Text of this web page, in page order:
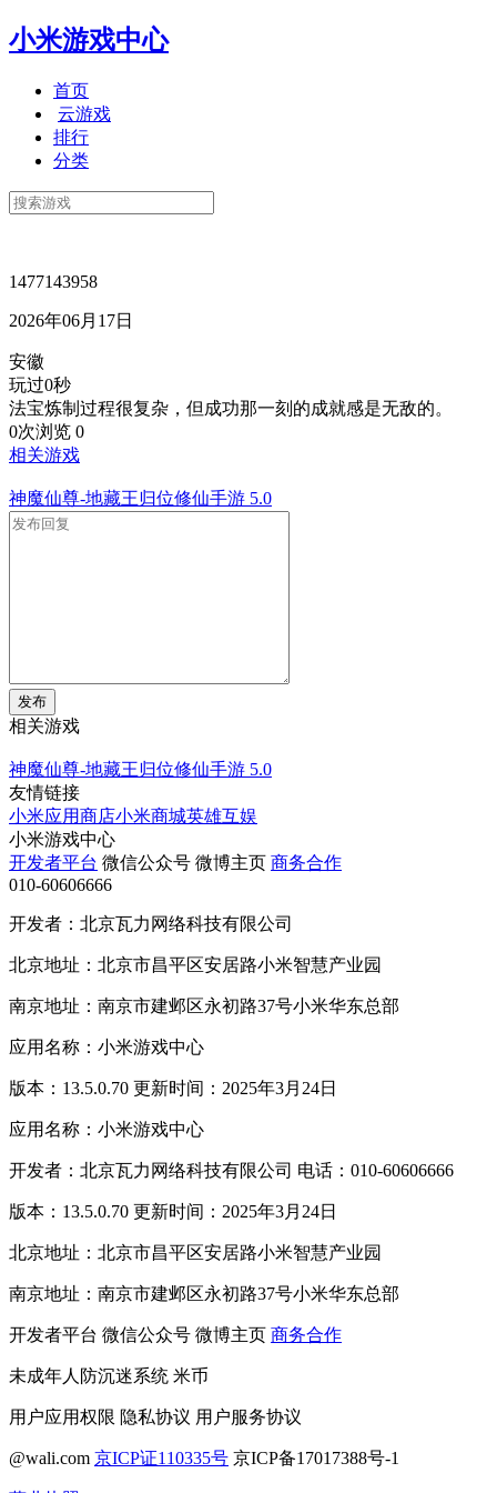
小米游戏中心
首页
云游戏
排行
分类
1477143958
2026年06月17日
安徽
玩过0秒
法宝炼制过程很复杂，但成功那一刻的成就感是无敌的。
0次浏览 0
相关游戏
神魔仙尊-地藏王归位修仙手游 5.0
发布
相关游戏
神魔仙尊-地藏王归位修仙手游 5.0
友情链接
小米应用商店小米商城英雄互娱
小米游戏中心
开发者平台 微信公众号 微博主页 商务合作
010-60606666
开发者：北京瓦力网络科技有限公司
北京地址：北京市昌平区安居路小米智慧产业园
南京地址：南京市建邺区永初路37号小米华东总部
应用名称：小米游戏中心
版本：13.5.0.70 更新时间：2025年3月24日
应用名称：小米游戏中心
开发者：北京瓦力网络科技有限公司 电话：010-60606666
版本：13.5.0.70 更新时间：2025年3月24日
北京地址：北京市昌平区安居路小米智慧产业园
南京地址：南京市建邺区永初路37号小米华东总部
开发者平台 微信公众号 微博主页 商务合作
未成年人防沉迷系统 米币
用户应用权限 隐私协议 用户服务协议
@wali.com 京ICP证110335号 京ICP备17017388号-1